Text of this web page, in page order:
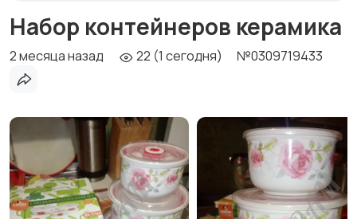
Набор контейнеров керамика
2 месяца назад 22 (1 сегодня) №0309719433